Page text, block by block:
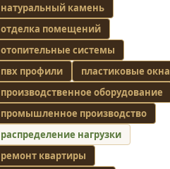
натуральный камень
отделка помещений
отопительные системы
пвх профили
пластиковые окна
производственное оборудование
промышленное производство
распределение нагрузки
ремонт квартиры